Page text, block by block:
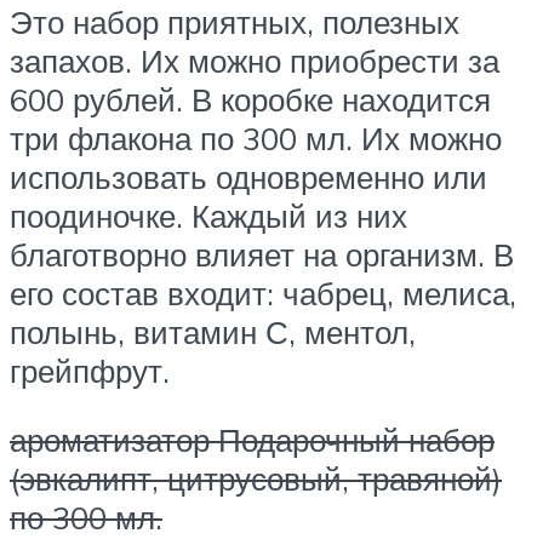
Это набор приятных, полезных
запахов. Их можно приобрести за
600 рублей. В коробке находится
три флакона по 300 мл. Их можно
использовать одновременно или
поодиночке. Каждый из них
благотворно влияет на организм. В
его состав входит: чабрец, мелиса,
полынь, витамин С, ментол,
грейпфрут.
ароматизатор Подарочный набор
(эвкалипт, цитрусовый, травяной)
по 300 мл.